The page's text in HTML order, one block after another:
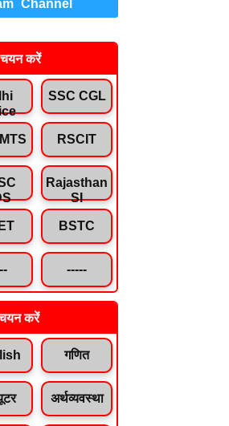
Channel
चयन करें
SSC CGL
RSCIT
Rajasthan
SI
BSTC
-----
करें
गणित
अर्थव्यवस्था